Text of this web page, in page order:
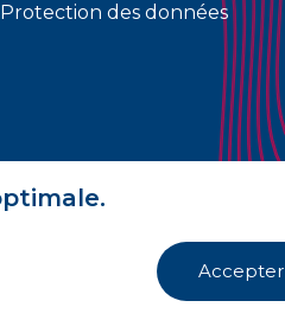
Accepter
Protection des données